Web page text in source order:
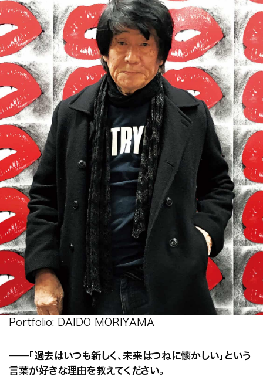
Portfolio: DAIDO MORIYAMA
──「過去はいつも新しく、未来はつねに懐かしい」という
言葉が好きな理由を教えてください。